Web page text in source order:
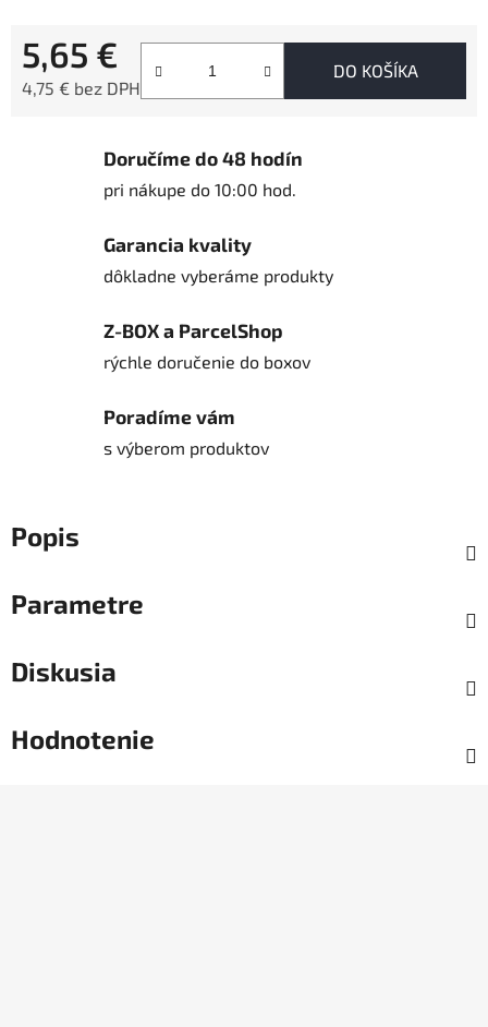
5,65 €
4,75 € bez DPH
DO KOŠÍKA
Doručíme do 48 hodín
pri nákupe do 10:00 hod.
Garancia kvality
dôkladne vyberáme produkty
Z-BOX a ParcelShop
rýchle doručenie do boxov
Poradíme vám
s výberom produktov
Popis
Parametre
Diskusia
Hodnotenie